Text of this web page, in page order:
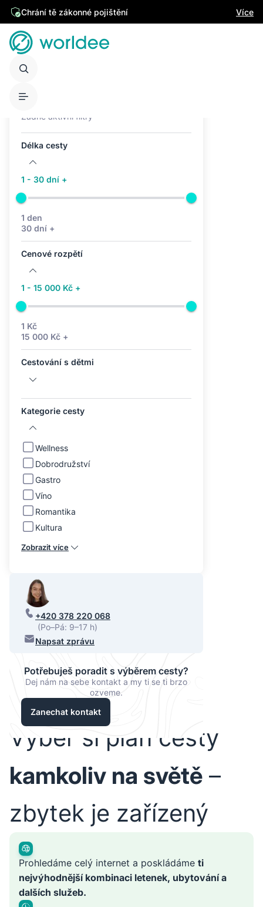
Chrání tě zákonné pojištění Více
Žádné aktivní filtry
Délka cesty
1 - 30 dní +
1 den
30 dní +
Cenové rozpětí
1 - 15 000 Kč +
1 Kč
15 000 Kč +
Cestování s dětmi
Kategorie cesty
Wellness
Dobrodružství
Gastro
Víno
Romantika
Kultura
Zobrazit více
+420 378 220 068
(Po–Pá: 9–17 h)
Napsat zprávu
Potřebuješ poradit s výběrem cesty?
Dej nám na sebe kontakt a my ti se ti brzo
ozveme.
Zanechat kontakt
Vyber si plán cesty
kamkoliv na světě –
zbytek je zařízený
Prohledáme celý internet a poskládáme ti
nejvýhodnější kombinaci letenek, ubytování a
dalších služeb.